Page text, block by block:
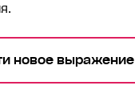
новое выражение